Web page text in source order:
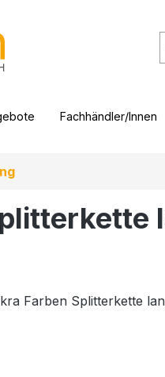
Fachhändler/Innen